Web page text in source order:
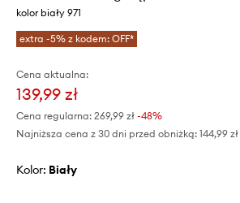
kolor biały 971
extra -5% z kodem: OFF*
Cena aktualna:
139,99 zł
Cena regularna: 269,99 zł -48%
Najniższa cena z 30 dni przed obniżką: 144,99 zł
Kolor: biały